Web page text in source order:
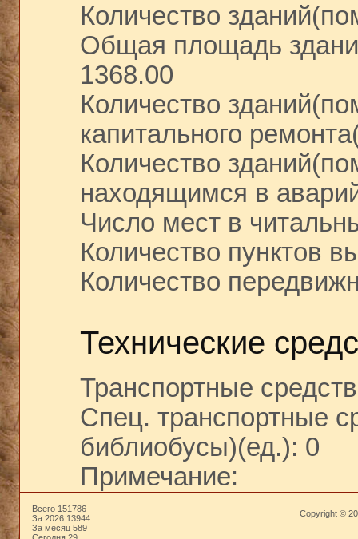
Количество
Общая площадь
1368.00
Количество
капитального
Количество
находящимся в
Число мест в
Количество пунктов
Количество
Технические
Транспортные
Спец. транспортные
библиобусы)(ед.): 0
Примечание:
Всего 151786
За 2026 13944
За месяц 589
Copyright ©